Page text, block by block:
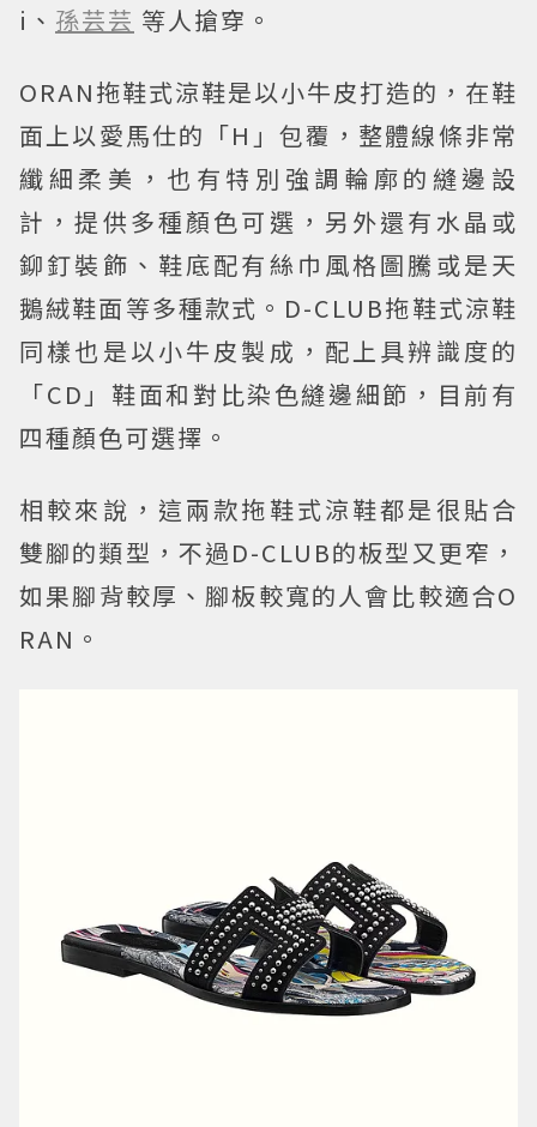
i、 孫芸芸 等人搶穿。
ORAN拖鞋式涼鞋是以小牛皮打造的，在鞋
面上以愛馬仕的「H」包覆，整體線條非常
纖細柔美，也有特別強調輪廓的縫邊設
計，提供多種顏色可選，另外還有水晶或
鉚釘裝飾、鞋底配有絲巾風格圖騰或是天
鵝絨鞋面等多種款式。D-CLUB拖鞋式涼鞋
同樣也是以小牛皮製成，配上具辨識度的
「CD」鞋面和對比染色縫邊細節，目前有
四種顏色可選擇。
相較來說，這兩款拖鞋式涼鞋都是很貼合
雙腳的類型，不過D-CLUB的板型又更窄，
如果腳背較厚、腳板較寬的人會比較適合O
RAN。